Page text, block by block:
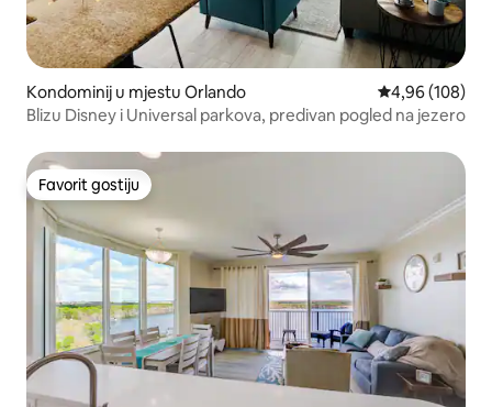
Kondominij u mjestu Orlando Prosječna
4,96 (108)
Blizu Disney i Universal parkova, predivan pogled na jezero
Favorit gostiju
Favorit gostiju